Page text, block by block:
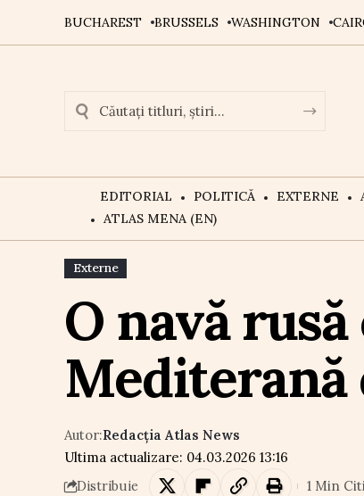
BUCHAREST BRUSSELS WASHINGTON
EDITORIAL POLITICĂ EXTERNE
ATLAS MENA (EN)
Externe
O navă
Mediterană
Ultima actualizare: 04.03.2026 13:16
Autor:Redacția Atlas News
Distribuie 1 Min